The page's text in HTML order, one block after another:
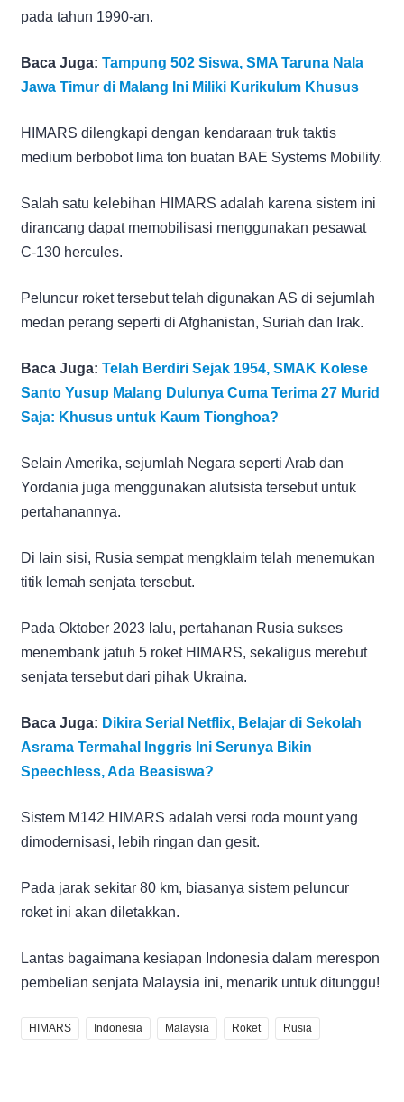
pada tahun 1990-an.
Baca Juga: Tampung 502 Siswa, SMA Taruna Nala
Jawa Timur di Malang Ini Miliki Kurikulum Khusus
HIMARS dilengkapi dengan kendaraan truk taktis
medium berbobot lima ton buatan BAE Systems Mobility.
Salah satu kelebihan HIMARS adalah karena sistem ini
dirancang dapat memobilisasi menggunakan pesawat
C-130 hercules.
Peluncur roket tersebut telah digunakan AS di sejumlah
medan perang seperti di Afghanistan, Suriah dan Irak.
Baca Juga: Telah Berdiri Sejak 1954, SMAK Kolese
Santo Yusup Malang Dulunya Cuma Terima 27 Murid
Saja: Khusus untuk Kaum Tionghoa?
Selain Amerika, sejumlah Negara seperti Arab dan
Yordania juga menggunakan alutsista tersebut untuk
pertahanannya.
Di lain sisi, Rusia sempat mengklaim telah menemukan
titik lemah senjata tersebut.
Pada Oktober 2023 lalu, pertahanan Rusia sukses
menembank jatuh 5 roket HIMARS, sekaligus merebut
senjata tersebut dari pihak Ukraina.
Baca Juga: Dikira Serial Netflix, Belajar di Sekolah
Asrama Termahal Inggris Ini Serunya Bikin
Speechless, Ada Beasiswa?
Sistem M142 HIMARS adalah versi roda mount yang
dimodernisasi, lebih ringan dan gesit.
Pada jarak sekitar 80 km, biasanya sistem peluncur
roket ini akan diletakkan.
Lantas bagaimana kesiapan Indonesia dalam merespon
pembelian senjata Malaysia ini, menarik untuk ditunggu!
HIMARS Indonesia Malaysia Roket Rusia